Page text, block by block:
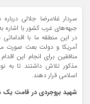
سردار غلامرضا جلالی
جبهه‌های غرب کشور با اشاره
در این منطقه ما با
آمریکا و دولت بعث صورت
منافقین برای انجام این
مذکور تلاش داشتند تا به
اسلامی قرار دهند.
شهید بروجردی در قامت یک